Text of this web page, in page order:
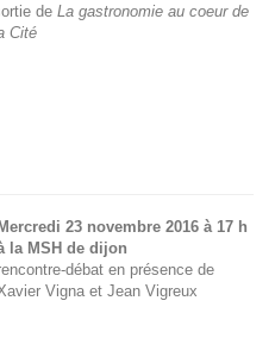
de La gastronomie au coeur de
Cité
23 novembre 2016 à 17 h
la MSH de dijon
débat en présence de
Vigna et Jean Vigreux